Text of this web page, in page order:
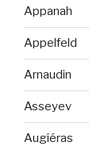
Appanah
Appelfeld
Arnaudin
Asseyev
Augiéras